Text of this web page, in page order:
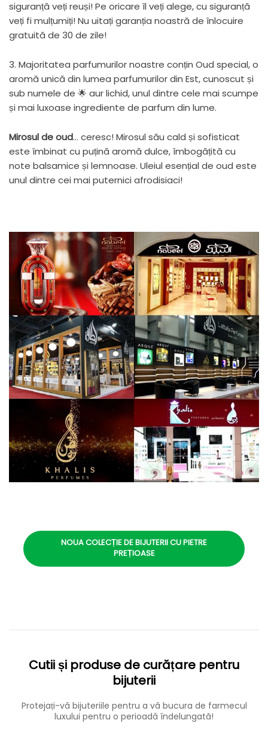
siguranță veți reuși! Pe oricare îl veți alege, cu siguranță
veți fi mulțumiți! Nu uitați garanția noastră de înlocuire
gratuită de 30 de zile!
3. Majoritatea parfumurilor noastre conțin Oud special, o
aromă unică din lumea parfumurilor din Est, cunoscut și
sub numele de 🌟 aur lichid, unul dintre cele mai scumpe
și mai luxoase ingrediente de parfum din lume.
Mirosul de oud... ceresc! Mirosul său cald și sofisticat
este îmbinat cu puțină aromă dulce, îmbogățită cu
note balsamice și lemnoase. Uleiul esențial de oud este
unul dintre cei mai puternici afrodisiaci!
NOUA COLECȚIE DE BIJUTERII CU PIETRE
PREȚIOASE
Cutii și produse de curățare pentru
bijuterii
Protejați-vă bijuteriile pentru a vă bucura de farmecul
luxului pentru o perioadă îndelungată!